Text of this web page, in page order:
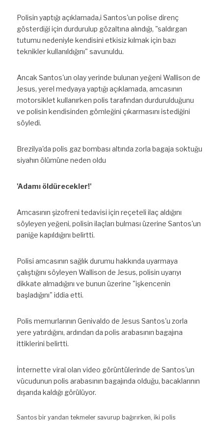
Polisin yaptığı açıklamada,i Santos'un polise direnç
gösterdiği için durdurulup gözaltına alındığı, "saldırgan
tutumu nedeniyle kendisini etkisiz kılmak için bazı
teknikler kullanıldığını" savunuldu.
Ancak Santos'un olay yerinde bulunan yeğeni Wallison de
Jesus, yerel medyaya yaptığı açıklamada, amcasının
motorsiklet kullanırken polis tarafından durdurulduğunu
ve polisin kendisinden gömleğini çıkarmasını istediğini
söyledi.
Brezilya'da polis gaz bombası altında zorla bagaja soktuğu
siyahın ölümüne neden oldu
'Adamı öldürecekler!'
Amcasının şizofreni tedavisi için reçeteli ilaç aldığını
söyleyen yeğeni, polisin ilaçları bulması üzerine Santos'un
paniğe kapıldığını belirtti.
Polisi amcasının sağlık durumu hakkında uyarmaya
çalıştığını söyleyen Wallison de Jesus, polisin uyarıyı
dikkate almadığını ve bunun üzerine "işkencenin
başladığını" iddia etti.
Polis memurlarının Genivaldo de Jesus Santos'u zorla
yere yatırdığını, ardından da polis arabasının bagajına
ittiklerini belirtti.
İnternette viral olan video görüntülerinde de Santos'un
vücudunun polis arabasının bagajında olduğu, bacaklarının
dışarıda kaldığı görülüyor.
Santos bir yandan tekmeler savurup bağırırken, iki polis